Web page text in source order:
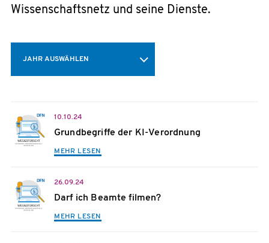
Wissenschaftsnetz und seine Dienste.
JAHR AUSWÄHLEN
10.10.24
Grundbegriffe der KI-Verordnung
MEHR LESEN
26.09.24
Darf ich Beamte filmen?
MEHR LESEN